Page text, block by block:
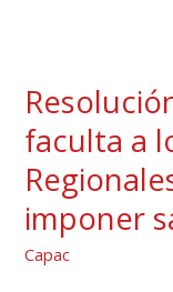
faculta a
imponer
Capac
Resolución
AG
414
de
2002
Se